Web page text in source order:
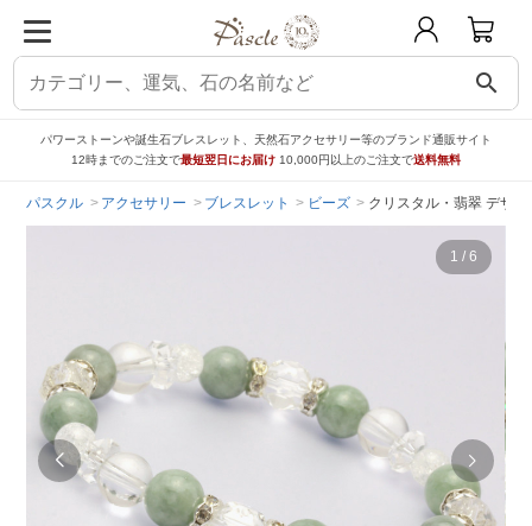
search
パワーストーンや誕生石ブレスレット、天然石アクセサリー等のブランド通販サイト
12時までのご注文で最短翌日にお届け 10,000円以上のご注文で送料無料
パスクル アクセサリー ブレスレット ビーズ クリスタル・翡翠 デザ
1 / 6